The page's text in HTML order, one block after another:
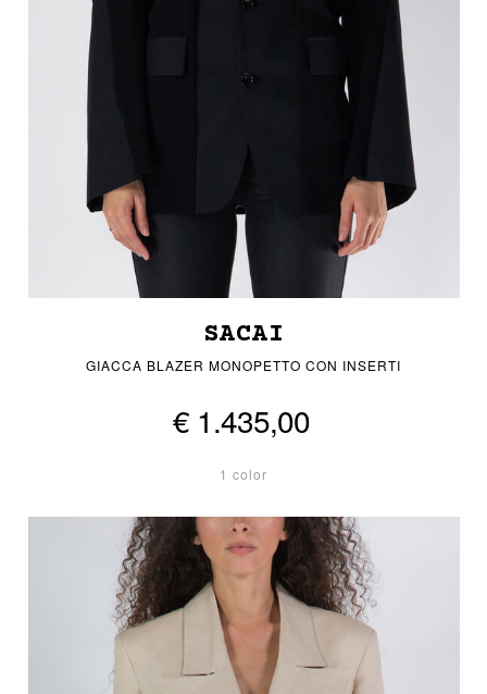
SACAI
GIACCA BLAZER MONOPETTO CON INSERTI
€ 1.435,00
1 color